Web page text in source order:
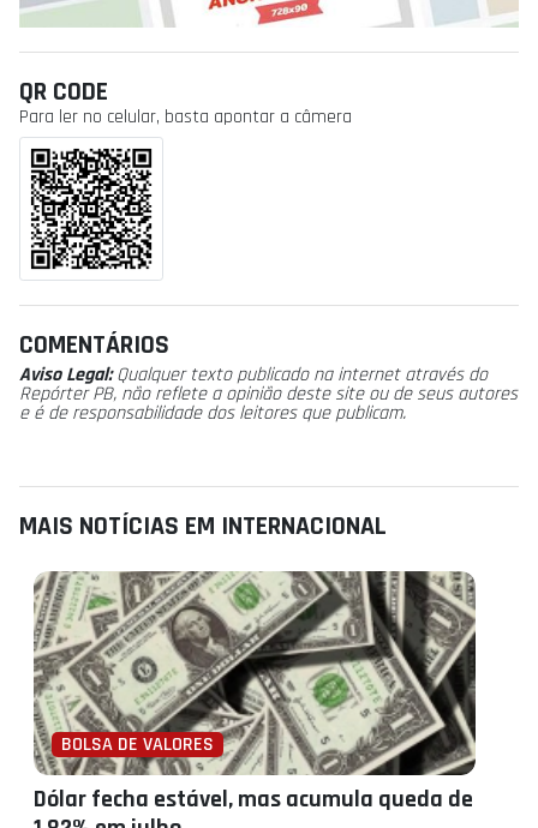
QR CODE
Para ler no celular, basta apontar a câmera
COMENTÁRIOS
Aviso Legal:Qualquer texto publicado na internet através do
Repórter PB, não reflete a opinião deste site ou de seus autores
e é de responsabilidade dos leitores que publicam.
MAIS NOTÍCIAS EM INTERNACIONAL
BOLSA DE VALORES
Dólar fecha estável, mas acumula queda de